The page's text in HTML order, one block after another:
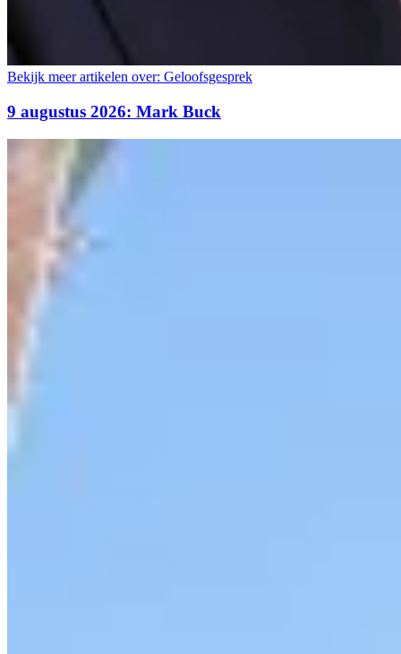
Bekijk meer artikelen over: Geloofsgesprek
9 augustus 2026: Mark Buck